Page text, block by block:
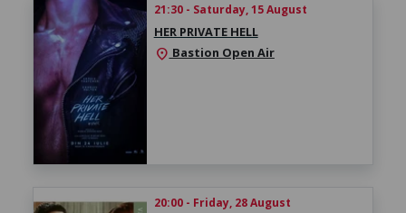
21:30 - Saturday, 15 August
HER PRIVATE HELL
location_on Bastion Open Air
20:00 - Friday, 28 August